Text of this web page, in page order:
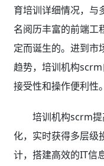
育培训详细情况，与
名阅历丰富的前端工
定而诞生的。进到市
趋势，培训机构
接受性和操作便利性。
培训机构scrm
化，实时获得多层级
计，搭建高效的IT信